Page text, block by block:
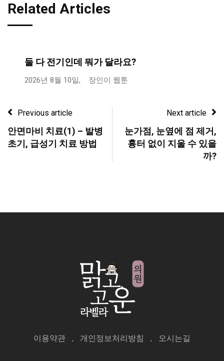
Related Articles
둘 다 전기인데 뭐가 달라요?
2026년 8월 10일, 장인이 웹툰
Previous article
안면마비 치료(1) – 발병
초기, 급성기 치료 방법
Next article
눈가점, 눈옆에 점 제거,
흉터 없이 지울 수 있을
까?
이용약관 개인정보처리방침 오시는길